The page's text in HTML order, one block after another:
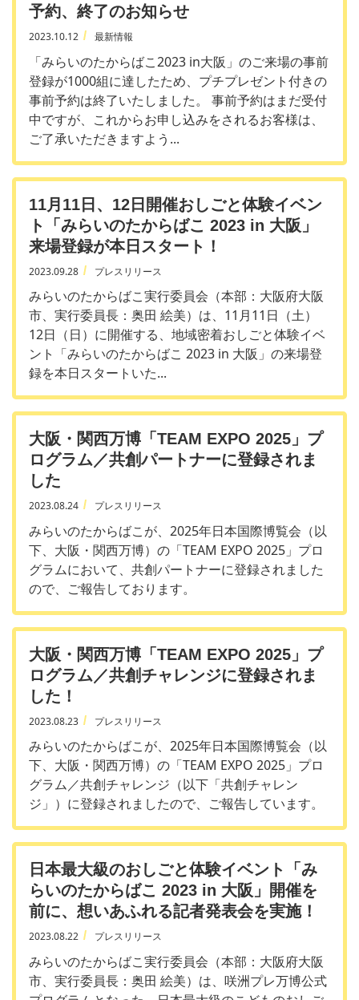
予約、終了のお知らせ
2023.10.12 最新情報
「みらいのたからばこ2023 in大阪」のご来場の事前
登録が1000組に達したため、プチプレゼント付きの
事前予約は終了いたしました。 事前予約はまだ受付
中ですが、これからお申し込みをされるお客様は、
ご了承いただきますよう...
11月11日、12日開催おしごと体験イベン
ト「みらいのたからばこ 2023 in 大阪」
来場登録が本日スタート！
2023.09.28 プレスリリース
みらいのたからばこ実行委員会（本部：大阪府大阪
市、実行委員長：奥田 絵美）は、11月11日（土）
12日（日）に開催する、地域密着おしごと体験イベ
ント「みらいのたからばこ 2023 in 大阪」の来場登
録を本日スタートいた...
大阪・関西万博「TEAM EXPO 2025」プ
ログラム／共創パートナーに登録されま
した
2023.08.24 プレスリリース
みらいのたからばこが、2025年日本国際博覧会（以
下、大阪・関西万博）の「TEAM EXPO 2025」プロ
グラムにおいて、共創パートナーに登録されました
ので、ご報告しております。
大阪・関西万博「TEAM EXPO 2025」プ
ログラム／共創チャレンジに登録されま
した！
2023.08.23 プレスリリース
みらいのたからばこが、2025年日本国際博覧会（以
下、大阪・関西万博）の「TEAM EXPO 2025」プロ
グラム／共創チャレンジ（以下「共創チャレン
ジ」）に登録されましたので、ご報告しています。
日本最大級のおしごと体験イベント「み
らいのたからばこ 2023 in 大阪」開催を
前に、想いあふれる記者発表会を実施！
2023.08.22 プレスリリース
みらいのたからばこ実行委員会（本部：大阪府大阪
市、実行委員長：奥田 絵美）は、咲洲プレ万博公式